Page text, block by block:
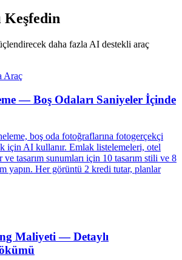
daha fazla AI destekli araç
Araç
— Boş Odaları Saniyeler İçinde
boş oda fotoğraflarına fotogerçekçi
için AI kullanır. Emlak listelemeleri, otel
tasarım sunumları için 10 tasarım stili ve 8
yapın. Her görüntü 2 kredi tutar, planlar
Maliyeti — Detaylı